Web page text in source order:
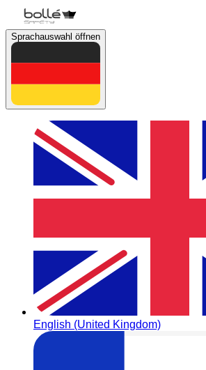
Sprachauswahl öffnen
English (United Kingdom)